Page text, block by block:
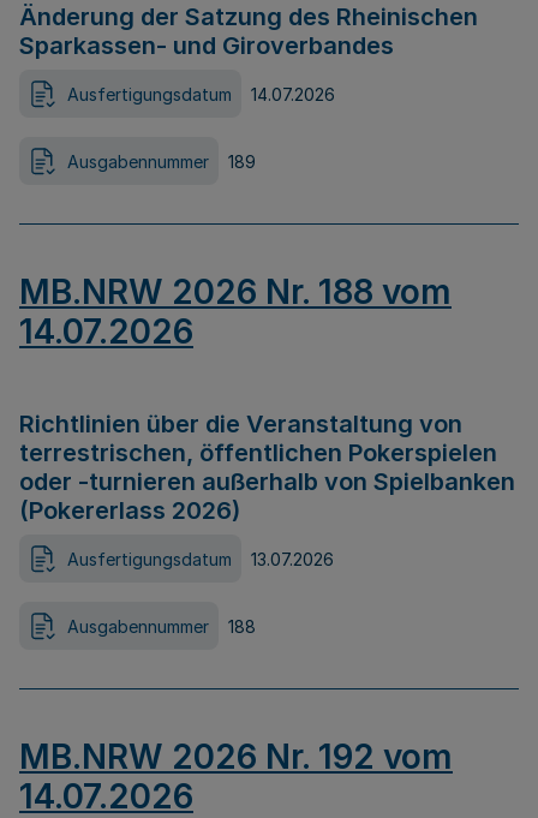
Änderung der Satzung des Rheinischen
Sparkassen- und Giroverbandes
Ausfertigungsdatum 14.07.2026
Ausgabennummer 189
MB.NRW 2026 Nr. 188 vom
14.07.2026
Richtlinien über die Veranstaltung von
terrestrischen, öffentlichen Pokerspielen
oder -turnieren außerhalb von Spielbanken
(Pokererlass 2026)
Ausfertigungsdatum 13.07.2026
Ausgabennummer 188
MB.NRW 2026 Nr. 192 vom
14.07.2026